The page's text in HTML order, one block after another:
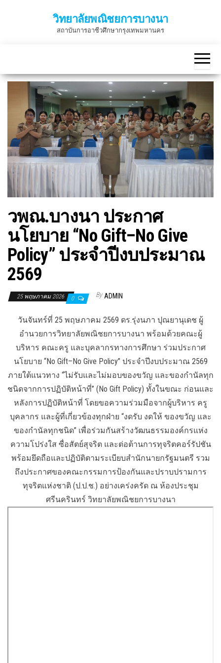
วิทยาลัยพณิชยการบางนา
สถาบันการอาชีวศึกษากรุงเทพมหานคร
วพณ.บางนา ประกาศ
นโยบาย “No Gift–No Give
Policy” ประจำปีงบประมาณ
2569
25 พฤษภาคม 2026 0 By ADMIN
วันจันทร์ที่ 25 พฤษภาคม 2569 ดร.รุ่งนภา ปุณยานุเดช ผู้
อำนวยการวิทยาลัยพณิชยการบางนา พร้อมด้วยคณะผู้
บริหาร คณะครู และบุคลากรทางการศึกษา ร่วมประกาศ
นโยบาย “No Gift–No Give Policy” ประจำปีงบประมาณ 2569
ภายใต้แนวทาง “ไม่รับและไม่มอบของขวัญ และของกำนัลทุก
ชนิดจากการปฏิบัติหน้าที่” (No Gift Policy) ทั้งในขณะ ก่อนและ
หลังการปฏิบัติหน้าที่ โดยขอความร่วมมือจากผู้บริหาร ครู
บุคลากร และผู้ที่เกี่ยวข้องทุกฝ่าย “งดรับ งดให้ ของขวัญ และ
ของกำนัลทุกชนิด” เพื่อร่วมกันสร้างวัฒนธรรมองค์กรแห่ง
ความโปร่งใส ซื่อสัตย์สุจริต และต่อต้านการทุจริตคอร์รัปชัน
พร้อมยึดถือและปฏิบัติตามระเบียบสำนักนายกรัฐมนตรี รวม
ถึงประกาศของคณะกรรมการป้องกันและปราบปรามการ
ทุจริตแห่งชาติ (ป.ป.ช.) อย่างเคร่งครัด ณ ห้องประชุม
ศรีนครินทร์ วิทยาลัยพณิชยการบางนา